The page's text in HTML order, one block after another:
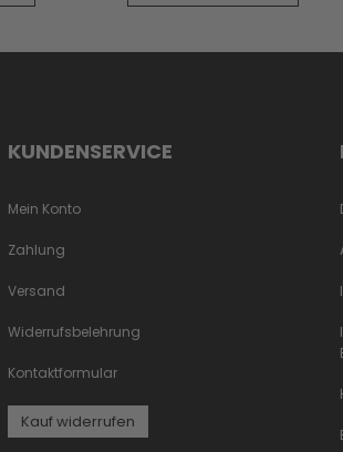
KUNDENSERVICE
Mein Konto
Zahlung
Versand
Widerrufsbelehrung
Kontaktformular
Kauf widerrufen